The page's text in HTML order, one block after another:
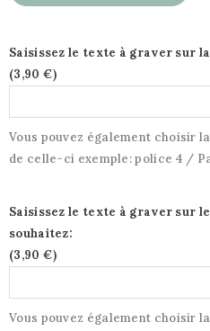
Saisissez le texte à graver sur
(3,90 €)
Vous pouvez également choisir
de celle-ci exemple: police 4 /
Saisissez le texte à graver sur
souhaitez:
(3,90 €)
Vous pouvez également choisir